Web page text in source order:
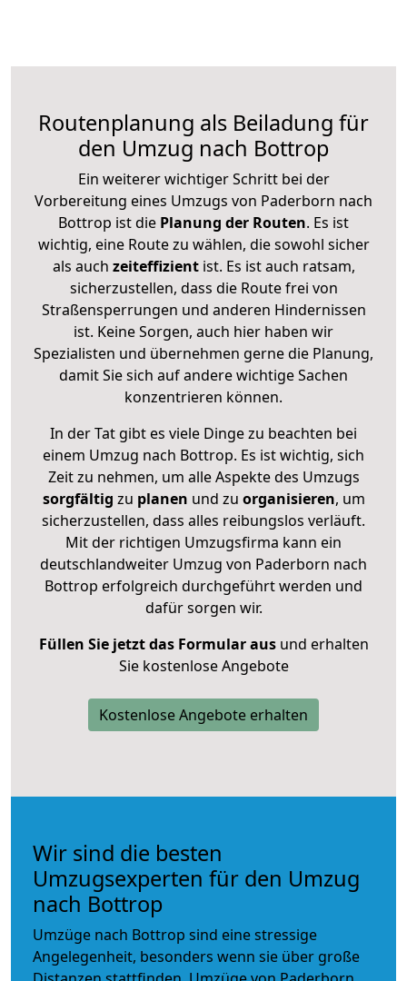
Routenplanung als Beiladung für
den Umzug nach Bottrop
Ein weiterer wichtiger Schritt bei der
Vorbereitung eines Umzugs von Paderborn nach
Bottrop ist die Planung der Routen. Es ist
wichtig, eine Route zu wählen, die sowohl sicher
als auch zeiteffizientist. Es ist auch ratsam,
sicherzustellen, dass die Route frei von
Straßensperrungen und anderen Hindernissen
ist. Keine Sorgen, auch hier haben wir
Spezialisten und übernehmen gerne die Planung,
damit Sie sich auf andere wichtige Sachen
konzentrieren können.
In der Tat gibt es viele Dinge zu beachten bei
einem Umzug nach Bottrop. Es ist wichtig, sich
Zeit zu nehmen, um alle Aspekte des Umzugs
sorgfältig zu planen und zu organisieren, um
sicherzustellen, dass alles reibungslos verläuft.
Mit der richtigen Umzugsfirma kann ein
deutschlandweiter Umzug von Paderborn nach
Bottrop erfolgreich durchgeführt werden und
dafür sorgen wir.
Füllen Sie jetzt das Formular ausund erhalten
Sie kostenlose Angebote
Kostenlose Angebote erhalten
Wir sind die besten
Umzugsexperten für den Umzug
nach Bottrop
Umzüge nach Bottrop sind eine stressige
Angelegenheit, besonders wenn sie über große